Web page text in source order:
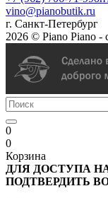
vino@pianobutik.ru
г. Санкт-Петербург
2026 © Piano Piano -
0
0
Корзина
ДЛЯ ДОСТУПА
ПОДТВЕРДИТЬ